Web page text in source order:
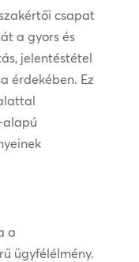
csapat
a gyors és
jelentéstétel
érdekében. Ez
alapú
a
ügyfélélmény.